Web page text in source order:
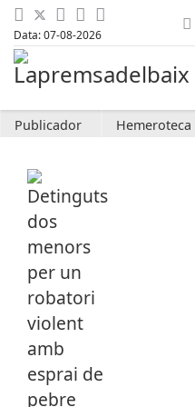
Data: 07-08-2026
Publicador Hemeroteca